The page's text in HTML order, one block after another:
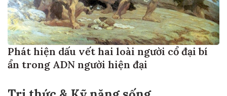
Phát hiện dấu vết hai loài người cổ đại bí
ẩn trong ADN người hiện đại